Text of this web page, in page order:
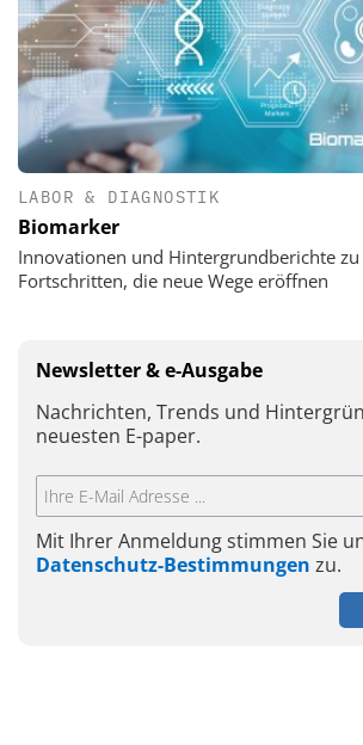
LABOR & DIAGNOSTIK
Biomarker
Innovationen und Hintergrundberichte
Fortschritten, die neue Wege eröffnen
Newsletter & e-Ausgabe
Nachrichten, Trends und
neuesten E-paper.
Mit Ihrer Anmeldung stimmen Sie
Datenschutz-Bestimmungen zu.